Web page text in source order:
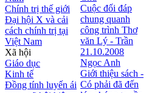
Chính trị thế giới
Đại hội X và cải
cách chính trị tại
Việt Nam
Xã hội
Giáo dục
Kinh tế
Đồng tính luyến ái
Cuộc đối đáp
chung quanh
công trình Thơ
văn Lý - Trần
21.10.2008
Ngọc Anh
Giới thiệu sách -
Có phải đã đến